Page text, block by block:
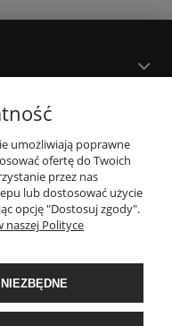
41-708 Ruda Śląska | E-mail:
012 159 | TGS Przemysław
276403698
umożliwiają poprawne
ofertę do Twoich
przez nas
lub dostosować użycie
opcję "Dostosuj zgody".
naszej Polityce